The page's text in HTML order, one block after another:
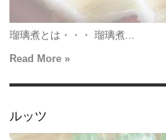
瑠璃煮とは・・・ 瑠璃煮...
Read More »
ルッツ